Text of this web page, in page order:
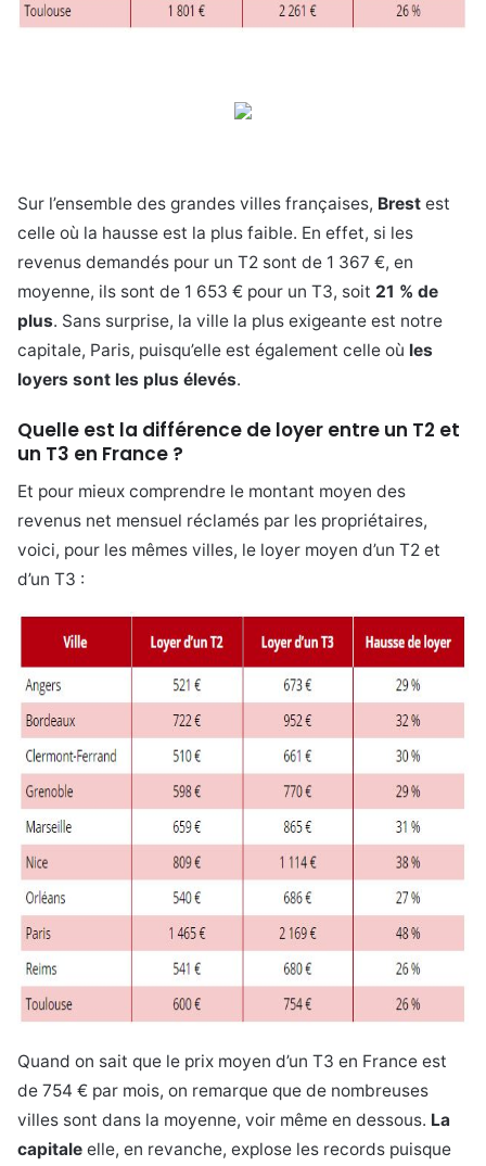
Sur l’ensemble des grandes villes françaises, Brest est
celle où la hausse est la plus faible. En effet, si les
revenus demandés pour un T2 sont de 1 367 €, en
moyenne, ils sont de 1 653 € pour un T3, soit 21 % de
plus. Sans surprise, la ville la plus exigeante est notre
capitale, Paris, puisqu’elle est également celle où les
loyers sont les plus élevés.
Quelle est la différence de loyer entre un T2 et
un T3 en France ?
Et pour mieux comprendre le montant moyen des
revenus net mensuel réclamés par les propriétaires,
voici, pour les mêmes villes, le loyer moyen d’un T2 et
d’un T3 :
Quand on sait que le prix moyen d’un T3 en France est
de 754 € par mois, on remarque que de nombreuses
villes sont dans la moyenne, voir même en dessous. La
capitale elle, en revanche, explose les records puisque